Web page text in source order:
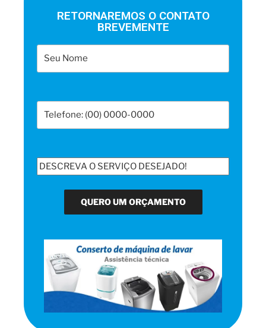
RETORNAREMOS O CONTATO
BREVEMENTE